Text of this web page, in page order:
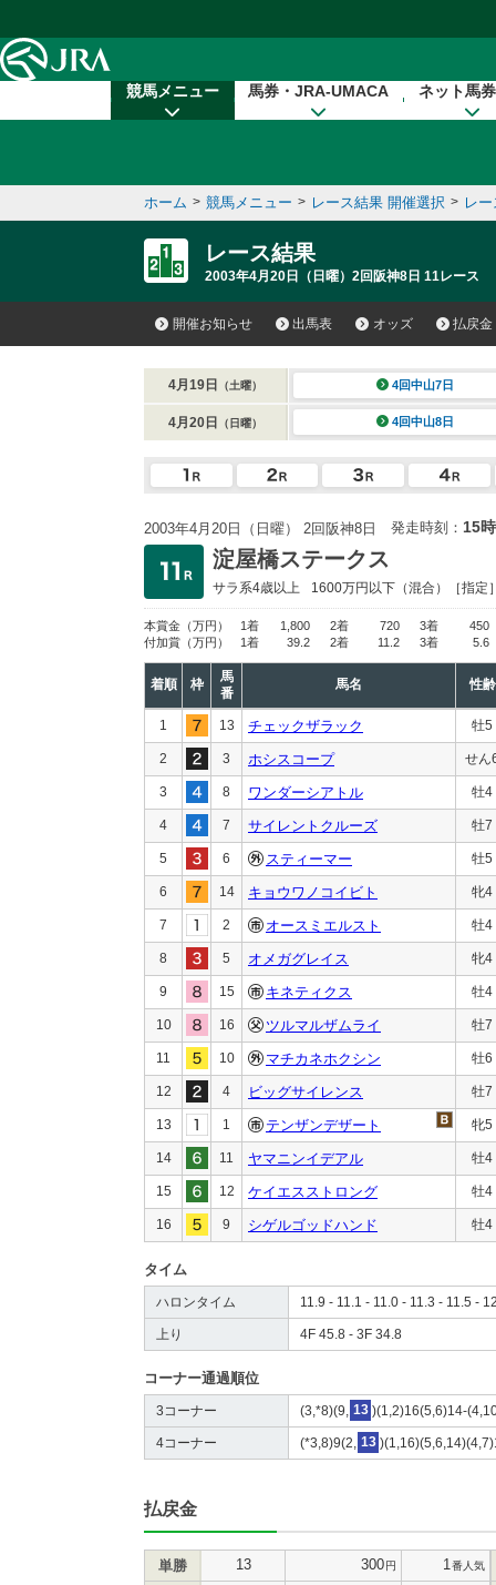
競馬メニュー 馬券・JRA-UMACA ネット馬
ホーム > 競馬メニュー > レース結果 開催選択 > レ
レース結果
2003年4月20日（日曜）2回阪神8日 11レース
開催お知らせ 出馬表 オッズ 払戻金
4月19日 （土曜） 4回中山7日
4月20日 （日曜） 4回中山8日
2003年4月20日（日曜） 2回阪神8日 発走時刻： 15
淀屋橋ステークス
サラ系4歳以上 1600万円以下 （混合）［指定
本賞金 （万円） 1着 1,800 2着 720 3着
450
付加賞 （万円） 1着 39.2 2着 11.2 3着 5.6
着順 枠
馬
番
馬名 性齢
1 13 チェックザラック 牡5
2 3 ホシスコープ せん
3 8 ワンダーシアトル 牡4
4 7 サイレントクルーズ 牡7
5 6 スティーマー 牡5
6 14 キョウワノコイビト 牝4
7 2 オースミエルスト 牡4
8 5 オメガグレイス 牝4
9 15 キネティクス 牡4
10 16 ツルマルザムライ 牡7
11 10 マチカネホクシン 牡6
12 4 ビッグサイレンス 牡7
13 1 テンザンデザート 牝5
14 11 ヤマニンイデアル 牡4
15 12 ケイエスストロング 牡4
16 9 シゲルゴッドハンド 牡4
タイム
ハロンタイム 11.9 - 11.1 - 11.0 - 11.3 - 11.5 -
上り 4F 45.8 - 3F 34.8
コーナー通過順位
3コーナー (3,*8)(9, 13 )(1,2)16(5,6)14-
4コーナー (*3,8)9(2, 13
払戻金
単勝 13 300円 1 番人気